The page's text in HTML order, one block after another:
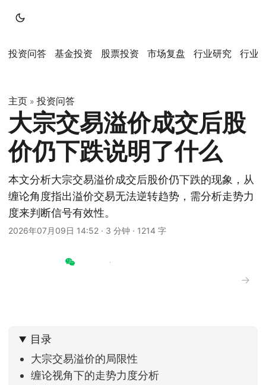
投资问答 基金投资 股票投资 市场复盘 行业研究 行业
主页 » 投资问答
大宗交易溢价成交后股
价仍下跌说明了什么
本文分析大宗交易溢价成交后股价仍下跌的现象，从
缠论角度指出溢价交易无法逆转趋势，需分析走势力
度来判断信号有效性。
2026年07月09日 14:52 · 3 分钟 · 1214 字
→
目录
大宗交易溢价的局限性
缠论视角下的走势力度分析